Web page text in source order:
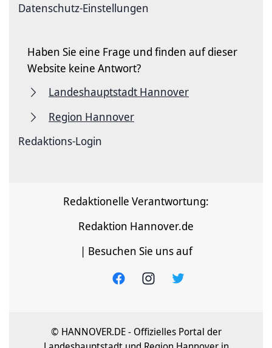
Datenschutz-Einstellungen
Haben Sie eine Frage und finden auf dieser
Website keine Antwort?
Landeshauptstadt Hannover
Region Hannover
Redaktions-Login
Redaktionelle Verantwortung:
Redaktion Hannover.de
| Besuchen Sie uns auf
© HANNOVER.DE - Offizielles Portal der